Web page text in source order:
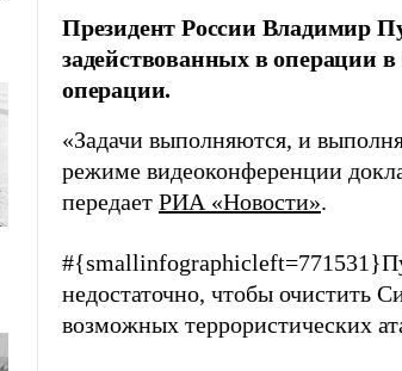
Президент России Владимир
задействованных в операции
операции.
«Задачи выполняются, и
режиме видеоконференции
передает РИА «Новости».
недостаточно, чтобы очистить
возможных террористических